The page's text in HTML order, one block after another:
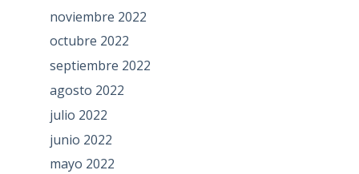
noviembre 2022
octubre 2022
septiembre 2022
agosto 2022
julio 2022
junio 2022
mayo 2022